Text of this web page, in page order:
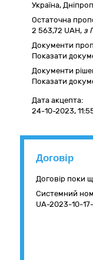
Україна,
Остаточна
2 563,72 UAH, з
Документи
Показати
Документи
Показати
Дата акцепта:
24-10-2023,
Договір
Договір поки
Системний
UA-2023-10-